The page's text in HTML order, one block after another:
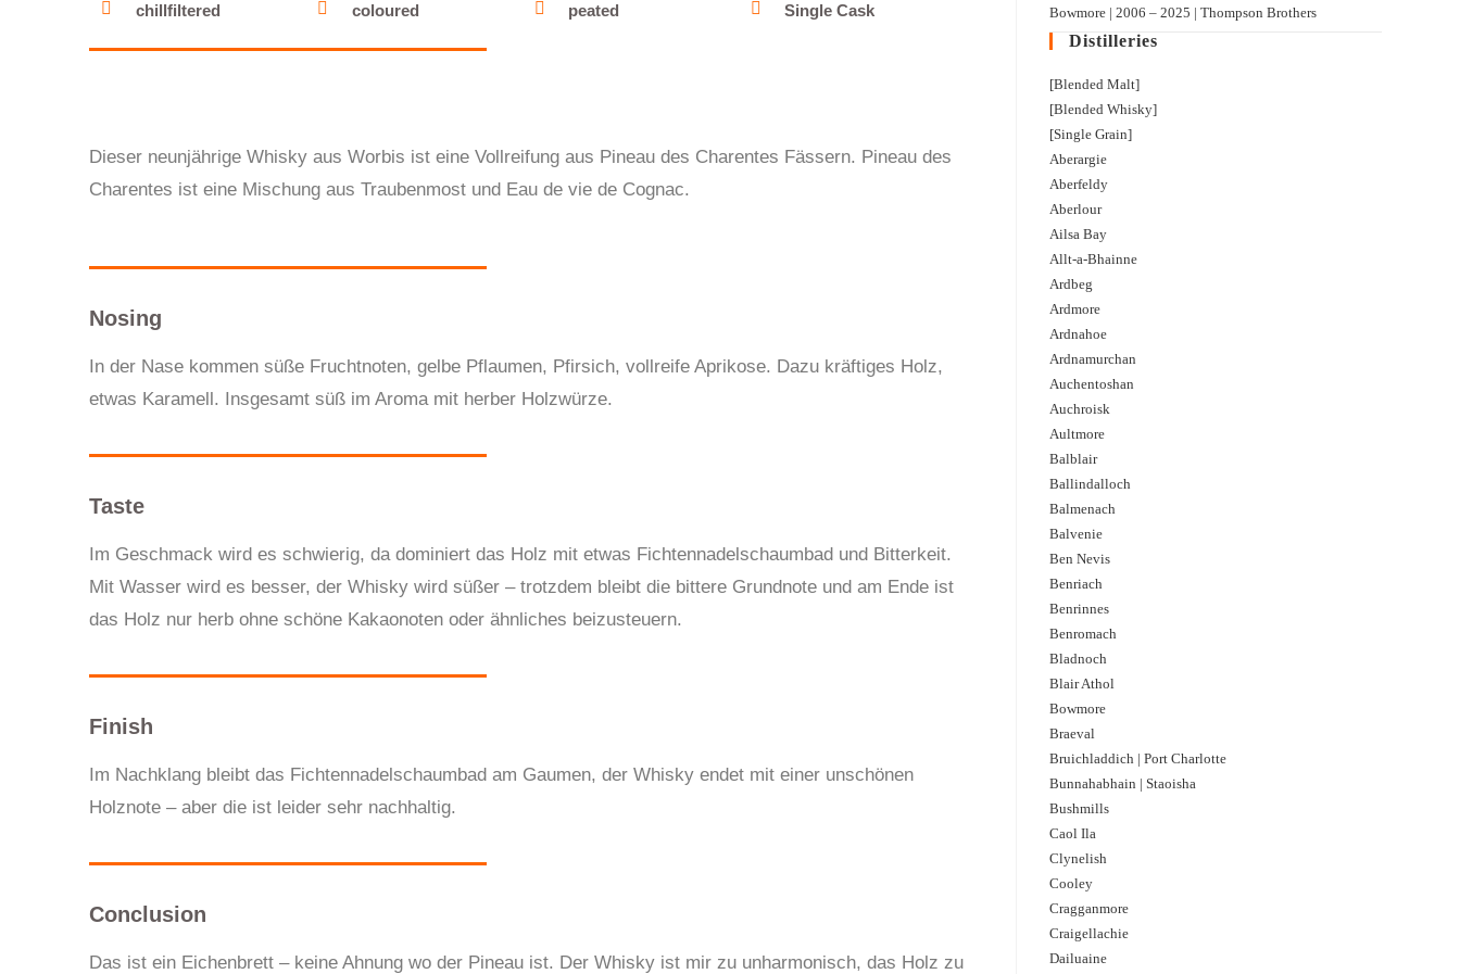
chillfiltered coloured peated Single Cask
Dieser neunjährige Whisky aus Worbis ist eine Vollreifung aus Pineau des Charentes Fässern. Pineau des
Charentes ist eine Mischung aus Traubenmost und Eau de vie de Cognac.
Nosing
In der Nase kommen süße Fruchtnoten, gelbe Pflaumen, Pfirsich, vollreife Aprikose. Dazu kräftiges Holz,
etwas Karamell. Insgesamt süß im Aroma mit herber Holzwürze.
Taste
Im Geschmack wird es schwierig, da dominiert das Holz mit etwas Fichtennadelschaumbad und Bitterkeit.
Mit Wasser wird es besser, der Whisky wird süßer – trotzdem bleibt die bittere Grundnote und am Ende ist
das Holz nur herb ohne schöne Kakaonoten oder ähnliches beizusteuern.
Finish
Im Nachklang bleibt das Fichtennadelschaumbad am Gaumen, der Whisky endet mit einer unschönen
Holznote – aber die ist leider sehr nachhaltig.
Conclusion
Das ist ein Eichenbrett – keine Ahnung wo der Pineau ist. Der Whisky ist mir zu unharmonisch, das Holz zu
Bowmore | 2006 – 2025 | Thompson Brothers
Distilleries
[Blended Malt]
[Blended Whisky]
[Single Grain]
Aberargie
Aberfeldy
Aberlour
Ailsa Bay
Allt-a-Bhainne
Ardbeg
Ardmore
Ardnahoe
Ardnamurchan
Auchentoshan
Auchroisk
Aultmore
Balblair
Ballindalloch
Balmenach
Balvenie
Ben Nevis
Benriach
Benrinnes
Benromach
Bladnoch
Blair Athol
Bowmore
Braeval
Bruichladdich | Port Charlotte
Bunnahabhain | Staoisha
Bushmills
Caol Ila
Clynelish
Cooley
Cragganmore
Craigellachie
Dailuaine